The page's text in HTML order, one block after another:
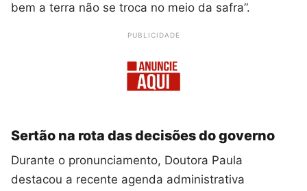
bem a terra não se troca no meio da safra”.
PUBLICIDADE
Sertão na rota das decisões do governo
Durante o pronunciamento, Doutora Paula
destacou a recente agenda administrativa